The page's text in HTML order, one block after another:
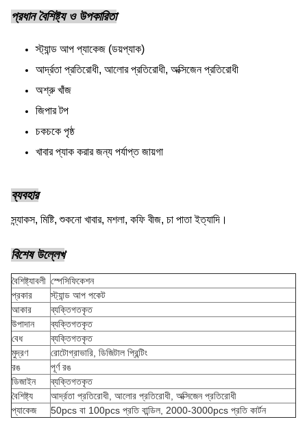
প্রধান বৈশিষ্ট্য ও উপকারিতা
স্ট্যান্ড আপ প্যাকেজ (ডয়প্যাক)
আর্দ্রতা প্রতিরোধী, আলোর প্রতিরোধী, অক্সিজেন প্রতিরোধী
অশ্রু খাঁজ
জিপার টপ
চকচকে পৃষ্ঠ
খাবার প্যাক করার জন্য পর্যাপ্ত জায়গা
ব্যবহার
স্ন্যাকস, মিষ্টি, শুকনো খাবার, মশলা, কফি বীজ, চা পাতা ইত্যাদি।
বিশেষ উল্লেখ
বৈশিষ্ট্যাবলী স্পেসিফিকেশন
প্রকার
স্ট্যান্ড আপ পকেট
আকার
ব্যক্তিগতকৃত
উপাদান
ব্যক্তিগতকৃত
বেধ
ব্যক্তিগতকৃত
মুদ্রণ
রোটোগ্রাভারি, ডিজিটাল প্রিন্টিং
রঙ
পূর্ণ রঙ
ডিজাইন
ব্যক্তিগতকৃত
বৈশিষ্ট্য
আর্দ্রতা প্রতিরোধী, আলোর প্রতিরোধী, অক্সিজেন প্রতিরোধী
প্যাকেজ
50pcs বা 100pcs প্রতি বান্ডিল, 2000-3000pcs প্রতি কার্টন